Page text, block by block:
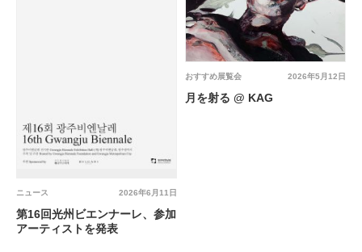
2026年6月11日
ニュース
第16回光州ビエンナーレ、参加
アーティストを発表
2026年5月12日
おすすめ展覧会
月を射る @ KAG